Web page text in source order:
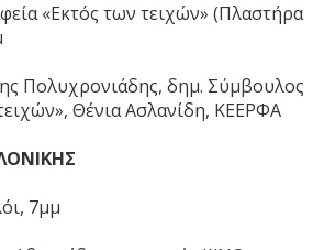
«Εκτός των τειχών» (Πλαστήρα
Πολυχρονιάδης, δημ. Σύμβουλος
Θένια Ασλανίδη, ΚΕΕΡΦΑ
7μμ